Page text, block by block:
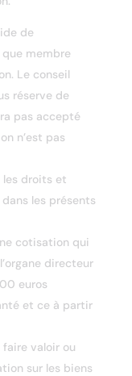
de
membre
Le conseil
réserve de
pas accepté
n’est pas
droits et
les présents
cotisation qui
directeur
euros
et ce à partir
valoir ou
sur les biens